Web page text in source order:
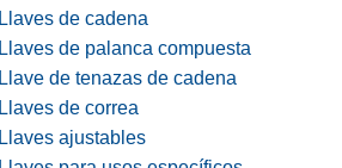
Llaves de cadena
Llaves de palanca compuesta
Llave de tenazas de cadena
Llaves de correa
Llaves ajustables